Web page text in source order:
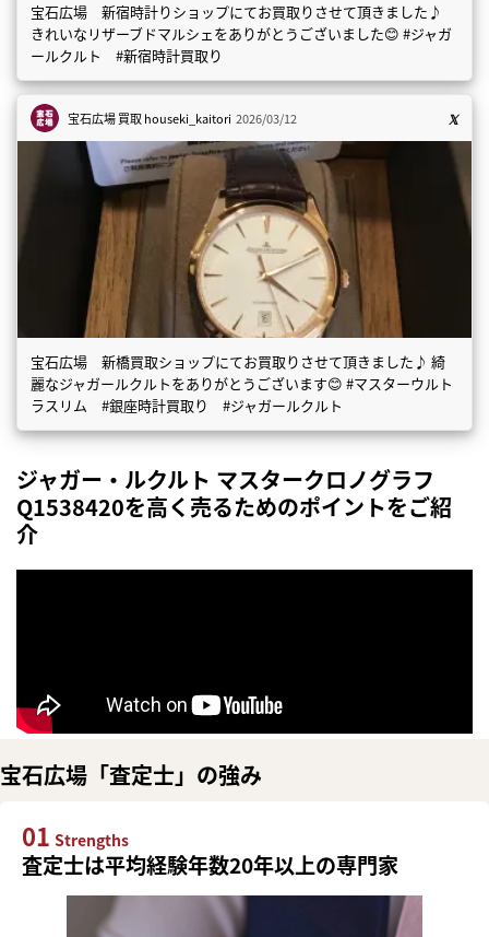
宝石広場 新宿時計りショップにてお買取りさせて頂きました♪
きれいなリザーブドマルシェをありがとうございました😊 #ジャガ
ールクルト #新宿時計買取り
宝石広場 買取houseki_kaitori 2026/03/12
宝石広場 新橋買取ショップにてお買取りさせて頂きました♪ 綺
麗なジャガールクルトをありがとうございます😊 #マスターウルト
ラスリム #銀座時計買取り #ジャガールクルト
ジャガー・ルクルト マスタークロノグラフ
Q1538420を高く売るためのポイントをご紹
介
宝石広場「査定士」の強み
01 Strengths
査定士は平均経験年数20年以上の専門家